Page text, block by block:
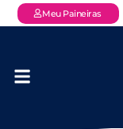
Meu Paineiras